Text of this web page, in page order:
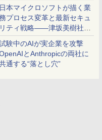
した「AI商談記録 for
RICOH」を展開へ
日本マイクロソフトが描く業
プロセス変革と最新セキュ
リティ戦略――津坂美樹社長
2027年度戦略を説明
験中のAIが実企業を攻撃
とAnthropicの両社に
通する“落とし穴”